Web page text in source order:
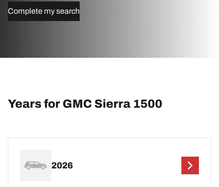
Complete my search
Years for GMC Sierra 1500
2026